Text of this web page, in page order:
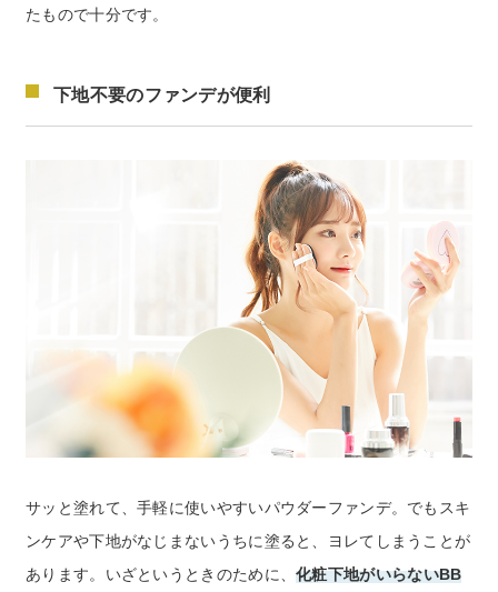
受付時間 9:00~18:00（土・日曜・祝日除く）
たもので十分です。
下地不要のファンデが便利
サッと塗れて、手軽に使いやすいパウダーファンデ。でもスキ
ンケアや下地がなじまないうちに塗ると、ヨレてしまうことが
あります。いざというときのために、化粧下地がいらないBB